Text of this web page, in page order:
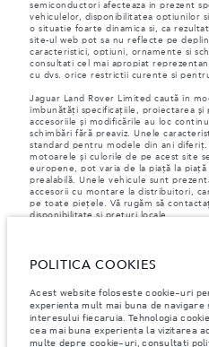
semiconductori afecteaza in prezent
vehiculelor, disponibilitatea optiunilor
o situatie foarte dinamica si, ca
site-ul web pot sa nu reflecte pe
caracteristici, optiuni, ornamente si
consultati cel mai apropiat
cu dvs. orice restrictii curente si
Jaguar Land Rover Limited caută în
îmbunătăți specificațiile, proiectarea și
accesoriile și modificările au loc
schimbări fără preaviz. Unele
standard pentru modele din ani
motoarele și culorile de pe acest site
europene, pot varia de la piață la
prealabilă. Unele vehicule sunt
accesorii cu montare la distribuitori,
pe toate piețele. Vă rugăm să
disponibilitate și prețuri locale.
vehiculele înmatriculate la sau după 1
392/2021. Datele transmise au
pentru autovehicule PHEV, se vor
distanța parcursă. Pentru mai multe
regulamentul publicat pesite-ul UE.
specifice vehiculului dumneavoastră
POLITICA COOKIES
Acest website foloseste cookie-uri
experienta mult mai buna de
interesului fiecaruia. Tehnologia
cea mai buna experienta la vizitarea
multe depre cookie-uri, consultati